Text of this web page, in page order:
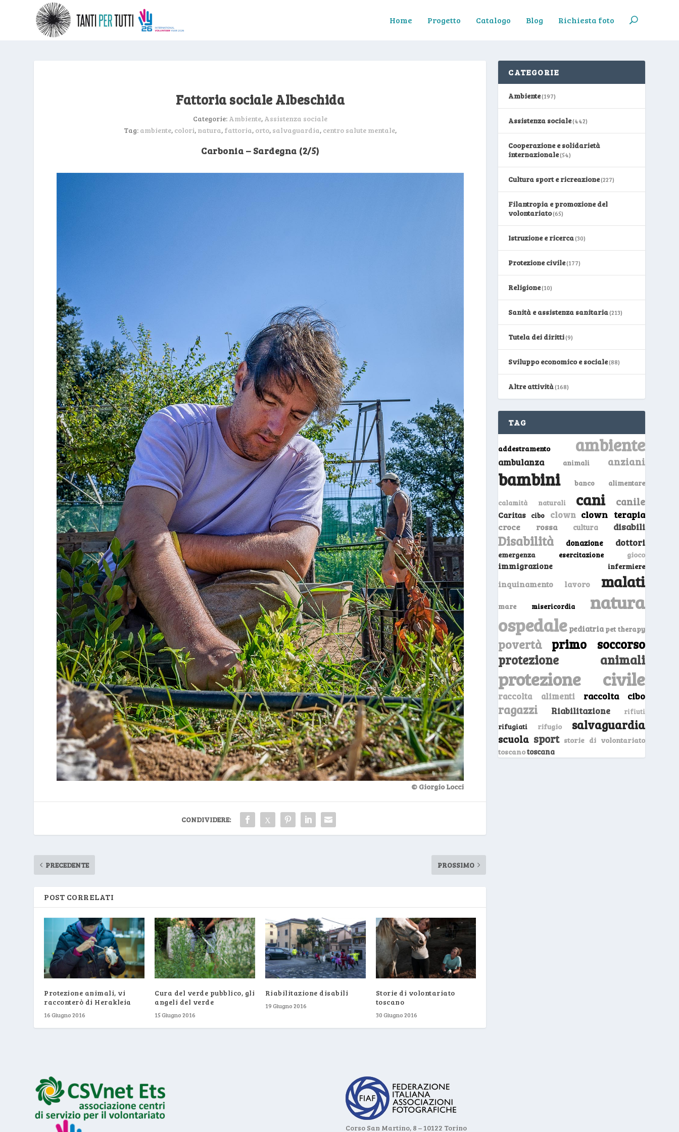
Home Progetto Catalogo Blog Richiesta foto
Fattoria sociale Albeschida
Categorie: Ambiente, Assistenza sociale
Tag: ambiente, colori, natura, fattoria, orto, salvaguardia, centro salute mentale,
Carbonia – Sardegna (2/5)
© Giorgio Locci
CONDIVIDERE:
PRECEDENTE PROSSIMO
POST CORRELATI
Protezione animali, vi
racconterò di Herakleia
16 Giugno 2016
Cura del verde pubblico, gli
angeli del verde
15 Giugno 2016
Riabilitazione disabili
19 Giugno 2016
Storie di volontariato
toscano
30 Giugno 2016
CATEGORIE
Ambiente(197)
Assistenza sociale(442)
Cooperazione e solidarietà
internazionale(54)
Cultura sport e ricreazione(227)
Filantropia e promozione del
volontariato(65)
Istruzione e ricerca(30)
Protezione civile(177)
Religione(10)
Sanità e assistenza sanitaria(213)
Tutela dei diritti(9)
Sviluppo economico e sociale(88)
Altre attività(168)
TAG
addestramento ambiente
ambulanza animali anziani
bambini banco alimentare
calamità naturali cani canile
Caritas cibo clown clown terapia
croce rossa cultura disabili
Disabilità donazione dottori
emergenza esercitazione gioco
immigrazione infermiere
inquinamento lavoro malati
mare misericordia natura
ospedale pediatria pet therapy
povertà
primo soccorso
protezione animali
protezione civile
raccolta alimenti raccolta cibo
ragazzi Riabilitazione
rifiuti
rifugiati
rifugio salvaguardia
scuola sport storie di volontariato
toscanotoscana
Corso San Martino, 8 – 10122 Torino